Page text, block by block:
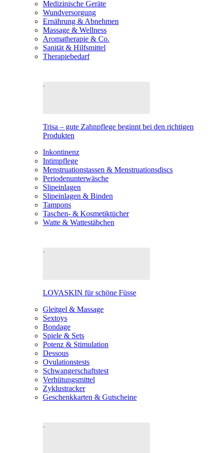
Medizinische Geräte
Wundversorgung
Ernährung & Abnehmen
Massage & Wellness
Aromatherapie & Co.
Sanität & Hilfsmittel
Therapiebedarf
Trisa – gute Zahnpflege beginnt bei den richtigen
Produkten
Inkontinenz
Intimpflege
Menstruationstassen & Menstruationsdiscs
Periodenunterwäsche
Slipeinlagen
Slipeinlagen & Binden
Tampons
Taschen- & Kosmetiktücher
Watte & Wattestäbchen
LOVASKIN für schöne Füsse
Gleitgel & Massage
Sextoys
Bondage
Spiele & Sets
Potenz & Stimulation
Dessous
Ovulationstests
Schwangerschaftstest
Verhütungsmittel
Zyklustracker
Geschenkkarten & Gutscheine